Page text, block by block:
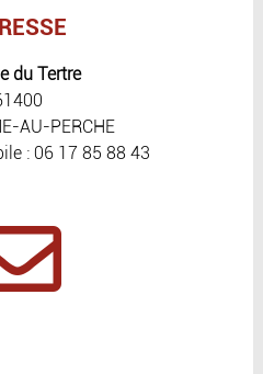
du Tertre
AU-PERCHE
: 06 17 85 88 43